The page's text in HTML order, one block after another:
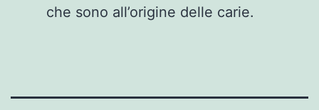
che sono all’origine delle carie.